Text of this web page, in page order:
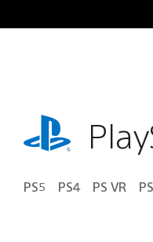
Inhalt
playstation.com
PS5 PS4 PS VR